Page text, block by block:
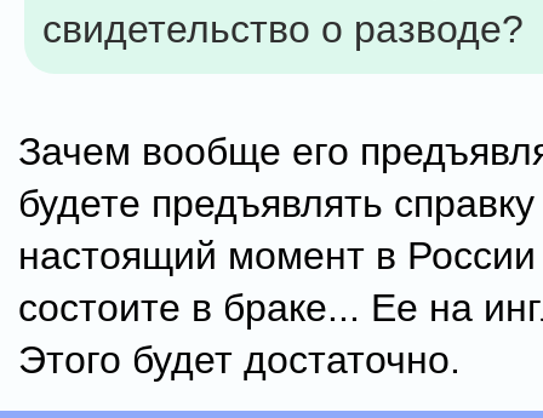
свидетельство о разводе?
Зачем вообще его
будете предъявлять
настоящий момент в
состоите в браке... Ее на
Этого будет достаточно.